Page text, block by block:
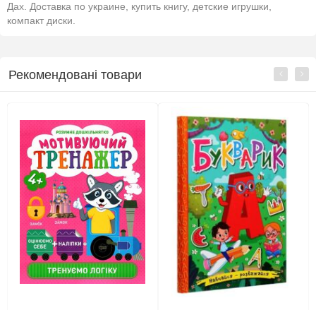
Дах. Доставка по украине, купить книгу, детские игрушки,
компакт диски.
Рекомендовані товари